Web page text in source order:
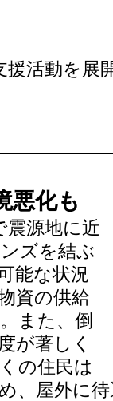
活動を展
悪化も
源地に近
ズを結ぶ
能な状況
資の供給
また、倒
が著しく
の住民は
、屋外に